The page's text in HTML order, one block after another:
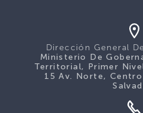
Dirección General
Ministerio De
Territorial, Primer
15 Av. Norte,